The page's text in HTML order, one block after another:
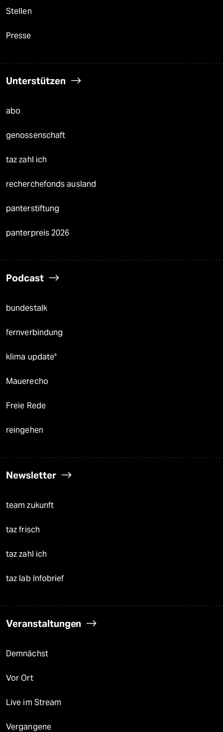
Stellen
Presse
Unterstützen
abo
genossenschaft
taz zahl ich
recherchefonds ausland
panterstiftung
panterpreis 2026
Podcast
bundestalk
fernverbindung
klima update°
Mauerecho
Freie Rede
reingehen
Newsletter
team zukunft
taz frisch
taz zahl ich
taz lab Infobrief
Veranstaltungen
Demnächst
Vor Ort
Live im Stream
Vergangene